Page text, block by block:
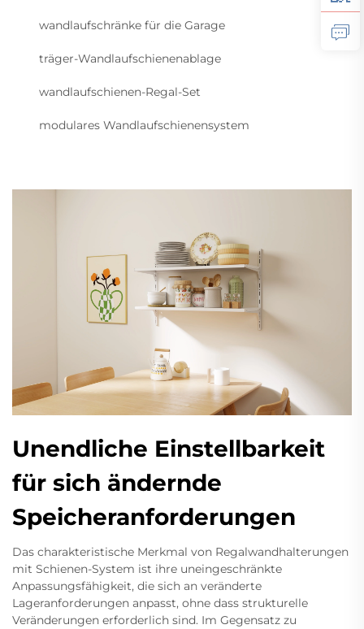
wandlaufschränke für die Garage
träger-Wandlaufschienenablage
wandlaufschienen-Regal-Set
modulares Wandlaufschienensystem
Unendliche Einstellbarkeit
für sich ändernde
Speicheranforderungen
Das charakteristische Merkmal von Regalwandhalterungen
mit Schienen-System ist ihre uneingeschränkte
Anpassungsfähigkeit, die sich an veränderte
Lageranforderungen anpasst, ohne dass strukturelle
Veränderungen erforderlich sind. Im Gegensatz zu